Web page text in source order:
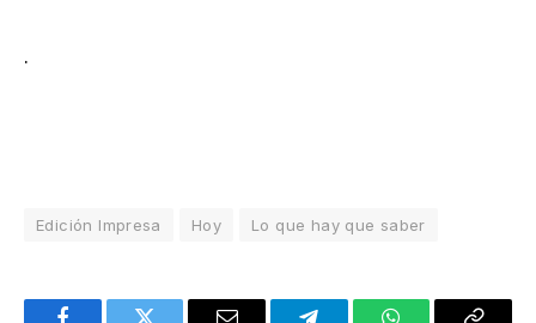
.
Edición Impresa Hoy Lo que hay que saber